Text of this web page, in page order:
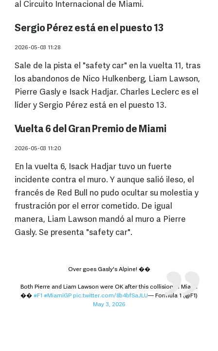
al Circuito Internacional de Miami.
Sergio Pérez está en el puesto 13
2026-05-03 11:28
Sale de la pista el "safety car" en la vuelta 11, tras
los abandonos de Nico Hulkenberg, Liam Lawson,
Pierre Gasly e Isack Hadjar. Charles Leclerc es el
líder y Sergio Pérez está en el puesto 13.
Vuelta 6 del Gran Premio de Miami
2026-05-03 11:20
En la vuelta 6, Isack Hadjar tuvo un fuerte
incidente contra el muro. Y aunque salió ileso, el
francés de Red Bull no pudo ocultar su molestia y
frustración por el error cometido. De igual
manera, Liam Lawson mandó al muro a Pierre
Gasly. Se presenta "safety car".
Over goes Gasly's Alpine! ��
Both Pierre and Liam Lawson were OK after this collision in Miami
�� #F1 #MiamiGP pic.twitter.com/8b4bfSaJLU— Formula 1 (@F1)
May 3, 2026